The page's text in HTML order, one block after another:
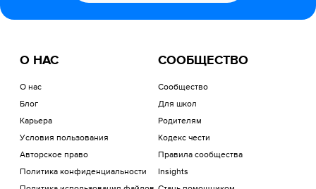
О НАС
О нас
Блог
Карьера
Условия пользования
Авторское право
Политика конфиденциальности
СООБЩЕСТВО
Сообщество
Для школ
Родителям
Кодекс чести
Правила сообщества
Insights